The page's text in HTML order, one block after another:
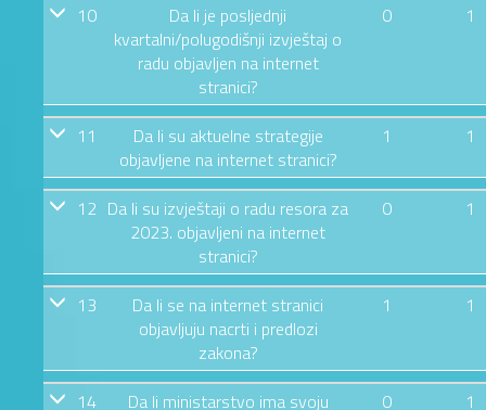
10
Da li je posljednji
kvartalni/polugodišnji izvještaj o
radu objavljen na internet
stranici?
0 1
11
Da li su aktuelne strategije
objavljene na internet stranici?
1 1
12 Da li su izvještaji o radu resora za
2023. objavljeni na internet
stranici?
0 1
13
Da li se na internet stranici
objavljuju nacrti i predlozi
zakona?
1 1
14
Da li ministarstvo ima svoju
0 1